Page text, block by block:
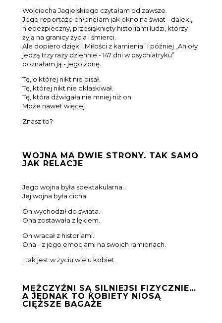
Wojciecha Jagielskiego czytałam od zawsze.
Jego reportaże chłonęłam jak okno na świat - daleki,
niebezpieczny, przesiąknięty historiami ludzi, którzy
żyją na granicy życia i śmierci.
Ale dopiero dzięki „Miłości z kamienia” i później „Anioły
jedzą trzy razy dziennie - 147 dni w psychiatryku”
poznałam ją - jego żonę.
Tę, o której nikt nie pisał.
Tę, której nikt nie oklaskiwał.
Tę, która dźwigała nie mniej niż on.
Może nawet więcej.
Znasz to?
WOJNA MA DWIE STRONY. TAK SAMO
JAK RELACJE
Jego wojna była spektakularna.
Jej wojna była cicha.
On wychodził do świata.
Ona zostawała z lękiem.
On wracał z historiami.
Ona - z jego emocjami na swoich ramionach.
I tak jest w życiu wielu kobiet.
MĘŻCZYŹNI SĄ SILNIEJSI FIZYCZNIE…
A JEDNAK TO KOBIETY NIOSĄ
CIĘŻSZE BAGAŻE